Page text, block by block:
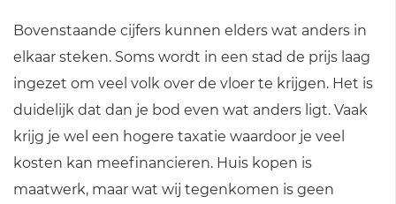
Bovenstaande cijfers kunnen elders wat anders in
elkaar steken. Soms wordt in een stad de prijs laag
ingezet om veel volk over de vloer te krijgen. Het is
duidelijk dat dan je bod even wat anders ligt. Vaak
krijg je wel een hogere taxatie waardoor je veel
kosten kan meefinancieren. Huis kopen is
maatwerk, maar wat wij tegenkomen is geen